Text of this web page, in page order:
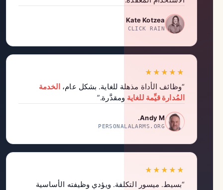
Kate Kotzea
CLICK RAIN
★★★★★
“وظائف الأداة مذهلة للغاية. بشكل عام،الخدمة
المُدارة قيِّمة للغايةومقدَّرة.”
Andy M.
PERSONALALARMS.ORG
★★★★★
“بسيط. ميسور التكلفة. ويؤدي وظيفته الأساسية